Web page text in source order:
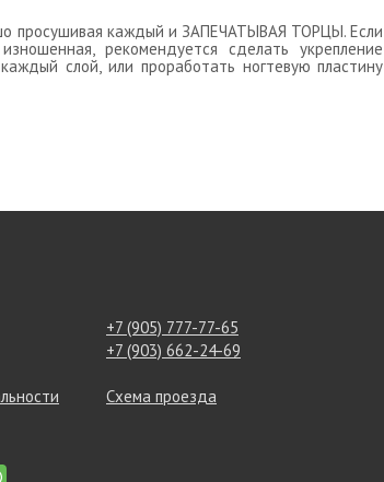
просушивая каждый и ЗАПЕЧАТЫВАЯ ТОРЦЫ. Если
рекомендуется сделать укрепление
слой, или проработать ногтевую пластину
+7 (905) 777-77-65
+7 (903) 662-24-69
Схема проезда